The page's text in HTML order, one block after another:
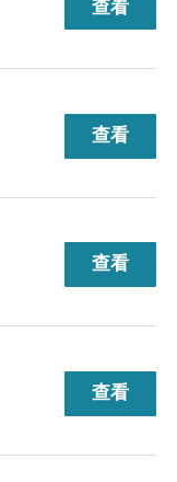
查看
查看
查看
查看